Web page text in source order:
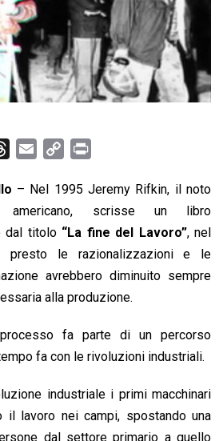
r
e
a
d
s
a
i
l
p
y
L
i
n
k
i
n
t
– Nel 1995 Jeremy Rifkin, il noto
americano, scrisse un libro
dal titolo “La fine del Lavoro”, nel
presto le razionalizzazioni e le
avrebbero diminuito sempre
alla produzione.
fa parte di un percorso
fa con le rivoluzioni industriali.
industriale i primi macchinari
il lavoro nei campi, spostando una
dal settore primario a quello